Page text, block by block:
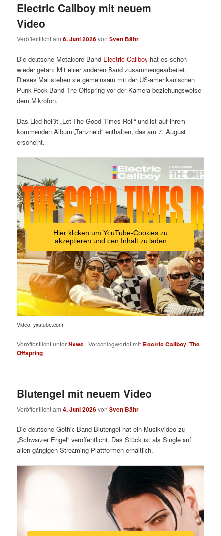
Electric Callboy mit neuem
Video
Veröffentlicht am6. Juni 2026vonSven Bähr
Die deutsche Metalcore-Band Electric Callboy hat es schon
wieder getan: Mit einer anderen Band zusammengearbeitet.
Dieses Mal stehen sie gemeinsam mit der US-amerikanischen
Punk-Rock-Band The Offspring vor der Kamera beziehungsweise
dem Mikrofon.
Das Lied heißt „Let The Good Times Roll“ und ist auf ihrem
kommenden Album „Tanzneid“ enthalten, das am 7. August
erscheint.
Hier klicken um YouTube-Cookies zu
akzeptieren und den Inhalt zu laden
Video: youtube.com
Veröffentlicht unterNews |Verschlagwortet mit Electric Callboy,The
Offspring
Blutengel mit neuem Video
Veröffentlicht am4. Juni 2026vonSven Bähr
Die deutsche Gothic-Band Blutengel hat ein Musikvideo zu
„Schwarzer Engel“ veröffentlicht. Das Stück ist als Single auf
allen gängigen Streaming-Plattformen erhältlich.